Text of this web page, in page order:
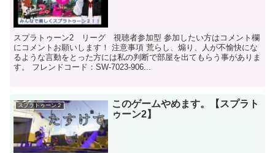
スプラトゥーン2 リーグ 視聴者参加型 参加したい方はコメント欄
にコメントお願いします！ 注意事項 荒らし、煽り、人が不愉快にな
るような言動をとった方には私の判断で部屋を出てもらう事がありま
す。 フレンドコード：SW-7023-906...
スプラトゥーン２
このゲームやめます。【スプラト
ゥーン2】